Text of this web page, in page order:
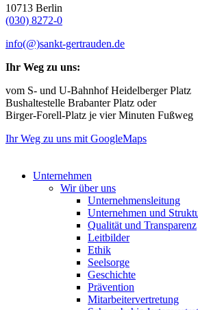
10713 Berlin
(030) 8272-0
info(@)sankt-gertrauden.de
Ihr Weg zu uns:
vom S- und U-Bahnhof Heidelberger Platz
Bushaltestelle Brabanter Platz oder
Birger-Forell-Platz je vier Minuten Fußweg
Ihr Weg zu uns mit GoogleMaps
Unternehmen
Wir über uns
Unternehmensleitung
Unternehmen und
Qualität und Transparenz
Leitbilder
Ethik
Seelsorge
Geschichte
Prävention
Mitarbeitervertretung